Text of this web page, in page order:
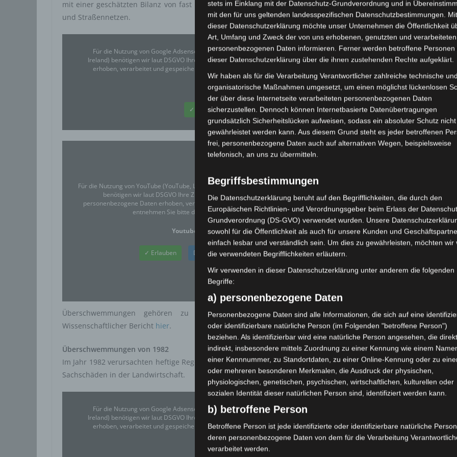
mit einer geschätzten Bilanz von fast 100 Toten und erheblichen Schäden an landwirtschaftlichen Kulturen
und Straßennetzen.
Für die Nutzung von Google Adsense (Google Ireland Limited, Gordon House, Barrow Street, Dublin, D04 E5W5,
Ireland) benötigen wir laut DSGVO Ihre Zustimmung. Es werden seitens Google Adsense personenbezogene Daten
erhoben, verarbeitet und gespeichert. Welche Daten genau entnehmen Sie bitte den Datenschutzbedingungen.
Google Adsenseist deaktiviert.
✓ Erlauben Datenschutzbedingungen
Für die Nutzung von YouTube (YouTube, LLC, 901 Cherry Ave., San Bruno, CA 94066, USA)
benötigen wir laut DSGVO Ihre Zustimmung. Es werden seitens YouTube
personenbezogene Daten erhoben, verarbeitet und gespeichert. Welche Daten genau
entnehmen Sie bitte den Datenschutzbedingungen.
Youtube ist deaktiviert.
✓ Erlauben Datenschutzbedingungen
Überschwemmungen von
hauptsächlich im
Gouvernorat Tataouine
und insbesondere
Ghomrassen und Beni
Khaddash, wo in nur 4
verzeichnet wurden,
Überschwemmungen gehören zu den seltensten Überschwemmungen im März im Südosten.
Wissenschaftlicher Bericht hier.
Überschwemmungen von 1982
Im Jahr 1982 verursachten heftige Regenfälle schwere Überschwemmungen im Gouvernorat Sfax mit starken
Sachschäden in der Landwirtschaft.
Für die Nutzung von Google Adsense (Google Ireland Limited, Gordon House, Barrow Street, Dublin, D04 E5W5,
Ireland) benötigen wir laut DSGVO Ihre Zustimmung. Es werden seitens Google Adsense personenbezogene Daten
erhoben, verarbeitet und gespeichert. Welche Daten genau entnehmen Sie bitte den Datenschutzbedingungen.
Google Adsense ist deaktiviert.
stets im Einklang mit der Datenschutz-Grundverordnung und in
mit den für uns geltenden landesspezifischen Datenschutzbestimmungen.
dieser Datenschutzerklärung möchte unser Unternehmen die Öffentlichkeit
Art, Umfang und Zweck der von uns erhobenen, genutzten und verarbeiteten
personenbezogenen Daten informieren. Ferner werden betroffene Personen
dieser Datenschutzerklärung über die ihnen zustehenden Rechte aufgeklärt.
Wir haben als für die Verarbeitung Verantwortlicher zahlreiche technische und
organisatorische Maßnahmen umgesetzt, um einen möglichst lückenlosen
der über diese Internetseite verarbeiteten personenbezogenen Daten
sicherzustellen. Dennoch können Internetbasierte Datenübertragungen
grundsätzlich Sicherheitslücken aufweisen, sodass ein absoluter Schutz nicht
gewährleistet werden kann. Aus diesem Grund steht es jeder betroffenen
frei, personenbezogene Daten auch auf alternativen Wegen, beispielsweise
telefonisch, an uns zu übermitteln.
Begriffsbestimmungen
Die Datenschutzerklärung beruht auf den Begrifflichkeiten, die durch den
Europäischen Richtlinien- und Verordnungsgeber beim Erlass der
Grundverordnung (DS-GVO) verwendet wurden. Unsere
sowohl für die Öffentlichkeit als auch für unsere Kunden und
einfach lesbar und verständlich sein. Um dies zu gewährleisten, möchten wir
die verwendeten Begrifflichkeiten erläutern.
Wir verwenden in dieser Datenschutzerklärung unter anderem die folgenden
Begriffe:
a) personenbezogene Daten
Personenbezogene Daten sind alle Informationen, die sich auf eine
oder identifizierbare natürliche Person (im Folgenden "betroffene Person")
beziehen. Als identifizierbar wird eine natürliche Person angesehen, die
indirekt, insbesondere mittels Zuordnung zu einer Kennung wie einem
einer Kennnummer, zu Standortdaten, zu einer Online-Kennung oder zu
oder mehreren besonderen Merkmalen, die Ausdruck der physischen,
physiologischen, genetischen, psychischen, wirtschaftlichen, kulturellen oder
sozialen Identität dieser natürlichen Person sind, identifiziert werden kann.
b) betroffene Person
Betroffene Person ist jede identifizierte oder identifizierbare natürliche
deren personenbezogene Daten von dem für die Verarbeitung
verarbeitet werden.